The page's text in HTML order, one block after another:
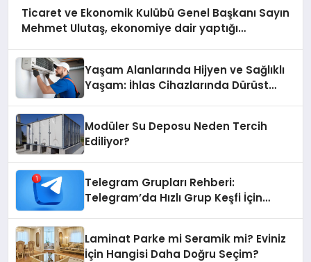
Ticaret ve Ekonomik Kulübü Genel Başkanı Sayın
Mehmet Ulutaş, ekonomiye dair yaptığı
Yaşam Alanlarında Hijyen ve Sağlıklı
Yaşam: İhlas Cihazlarında Dürüst
Modüler Su Deposu Neden Tercih
Ediliyor?
Telegram Grupları Rehberi:
Telegram’da Hızlı Grup Keşfi İçin
Laminat Parke mi Seramik mi? Eviniz
İçin Hangisi Daha Doğru Seçim?